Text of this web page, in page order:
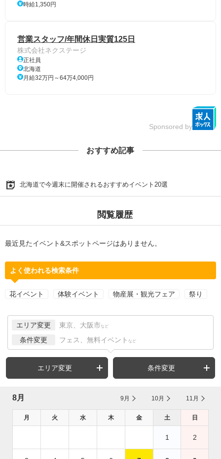
時給1,350円
営業スタッフ/年間休日実質125日
株式会社ネクステージ
正社員
北海道
月給32万円～64万4,000円
Sponsored by
おすすめ記事
北海道で今週末に開催されるおすすめイベント20選
閲覧履歴
最近見たイベント&スポットページはありません。
よく使われる検索条件
花イベント 体験イベント 物産展・観光フェア 祭り
エリア変更 東京、大阪市 など
条件変更 フェス、無料イベント など
エリア変更 条件変更
8月 9月 10月 11月
月 火 水 木 金 土 日
1 2